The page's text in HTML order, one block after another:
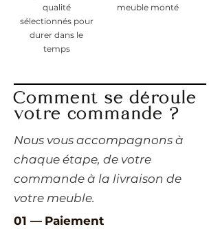
qualité
sélectionnés pour
durer dans le
temps
meuble monté
Comment se déroule
votre commande ?
​Nous vous accompagnons à
chaque étape, de votre
commande à la livraison de
votre meuble.
01 — Paiement